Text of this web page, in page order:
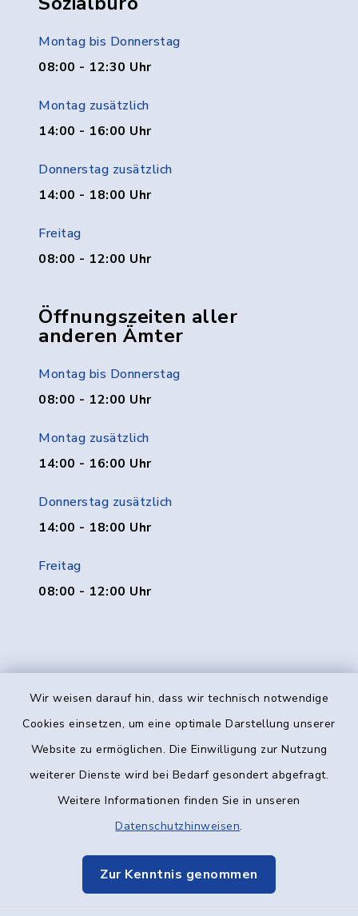
Wir weisen darauf hin, dass wir technisch notwendige
Cookies einsetzen, um eine optimale Darstellung unserer
Website zu ermöglichen. Die Einwilligung zur Nutzung
weiterer Dienste wird bei Bedarf gesondert abgefragt.
Weitere Informationen finden Sie in unseren
Datenschutzhinweisen.
Zur Kenntnis genommen
Montag bis Donnerstag
08:00 - 12:30 Uhr
Montag zusätzlich
14:00 - 16:00 Uhr
Donnerstag zusätzlich
14:00 - 18:00 Uhr
Freitag
08:00 - 12:00 Uhr
Öffnungszeiten aller
anderen Ämter
Montag bis Donnerstag
08:00 - 12:00 Uhr
Montag zusätzlich
14:00 - 16:00 Uhr
Donnerstag zusätzlich
14:00 - 18:00 Uhr
Freitag
08:00 - 12:00 Uhr
Kontakt
Datenschutz
Elektronische Kommunikation